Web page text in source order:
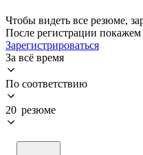
Чтобы видеть все резюме,
После регистрации
Зарегистрироваться
За всё время
По соответствию
20 резюме